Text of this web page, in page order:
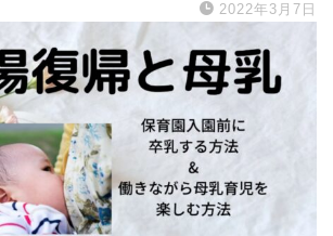
2022年3月7日